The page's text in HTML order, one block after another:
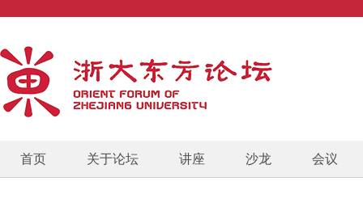
首页 关于论坛 讲座 沙龙 会议